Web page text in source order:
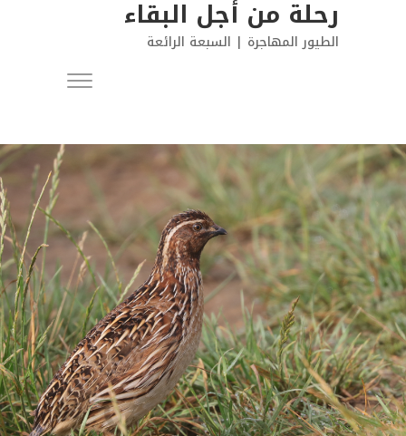
Warning
: Trying to access array offset on false in
/srv/data/web/vhosts/flightforsurvival.spnl.org/htdocs/wp-
content/plugins/mh-composer/app/functions.php
رحلة من أجل البقاء
الطيور المهاجرة | السبعة الرائعة